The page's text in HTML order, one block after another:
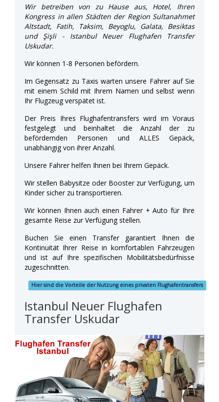
Wir betreiben von zu Hause aus, Hotel, Ihren
Kongress in allen Städten der Region Sultanahmet
Altstadt, Fatih, Taksim, Beyoglu, Galata, Besiktas
und Şişli - Istanbul Neuer Flughafen Transfer
Uskudar.
Wir können 1-8 Personen befördern.
Im Gegensatz zu Taxis warten unsere Fahrer auf Sie
mit einem Schild mit Ihrem Namen und selbst wenn
Ihr Flugzeug verspätet ist.
Der Preis Ihres Flughafentransfers wird im Voraus
festgelegt und beinhaltet die Anzahl der zu
befördernden Personen und ALLES Gepäck,
unabhängig von ihrer Anzahl.
Unsere Fahrer helfen Ihnen bei Ihrem Gepäck.
Wir stellen Babysitze oder Booster zur Verfügung, um
Kinder sicher zu transportieren.
Wir können Ihnen auch einen Fahrer + Auto für Ihre
gesamte Reise zur Verfügung stellen.
Buchen Sie einen Transfer garantiert Ihnen die
Kontinuität Ihrer Reise in komfortablen Fahrzeugen
und ist auf Ihre spezifischen Mobilitätsbedürfnisse
zugeschnitten.
Hier sind die Vorteile der Nutzung eines privaten Flughafentransfers
Istanbul Neuer Flughafen
Transfer Uskudar